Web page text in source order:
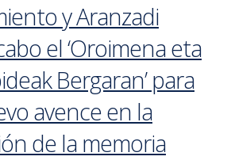
y Aranzadi
el ‘Oroimena eta
Bergaran’ para
avence en la
de la memoria